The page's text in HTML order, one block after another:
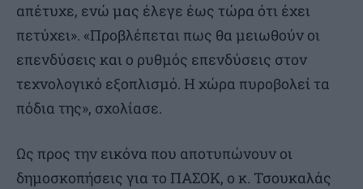
απέτυχε, ενώ μας έλεγε έως τώρα ότι έχει
πετύχει». «Προβλέπεται πως θα μειωθούν οι
επενδύσεις και ο ρυθμός επενδύσεις στον
τεχνολογικό εξοπλισμό. Η χώρα πυροβολεί τα
πόδια της», σχολίασε.
Ως προς την εικόνα που αποτυπώνουν οι
δημοσκοπήσεις για το ΠΑΣΟΚ, ο κ. Τσουκαλάς